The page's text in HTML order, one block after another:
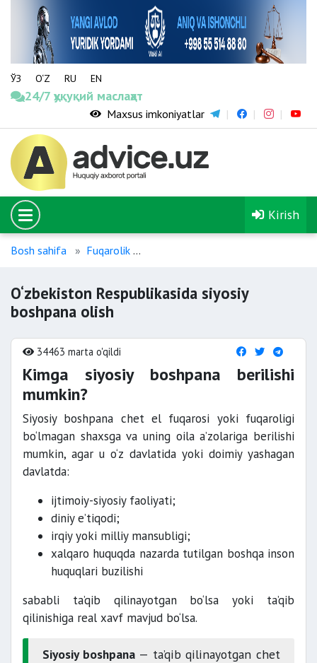
ЎЗ O‘Z RU EN
24/7 ҳуқуқий маслаҳат
Maxsus imkoniyatlar
Kirish
Bosh sahifa Fuqarolik
O‘zbekiston Respublikasida siyosiy
boshpana olish
34463 marta o'qildi
Kimga siyosiy boshpana berilishi
mumkin?
Siyosiy boshpana chet el fuqarosi yoki fuqaroligi
bo‘lmagan shaxsga va uning oila a’zolariga berilishi
mumkin, agar u o‘z davlatida yoki doimiy yashagan
davlatda:
ijtimoiy-siyosiy faoliyati;
diniy e’tiqodi;
irqiy yoki milliy mansubligi;
xalqaro huquqda nazarda tutilgan boshqa inson
huquqlari buzilishi
sababli ta’qib qilinayotgan bo‘lsa yoki ta’qib
qilinishiga real xavf mavjud bo‘lsa.
Siyosiy boshpana— ta’qib qilinayotgan chet